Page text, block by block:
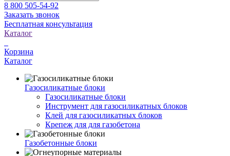
8 800 505-54-92
Заказать звонок
Бесплатная консультация
Каталог
Корзина
Каталог
Газосиликатные блоки
Газосиликатные блоки
Инструмент для газосиликатных блоков
Клей для газосиликатных блоков
Крепеж для для газобетона
Газобетонные блоки